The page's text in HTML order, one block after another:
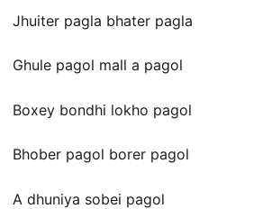
Jhuiter pagla bhater pagla
Ghule pagol mall a pagol
Boxey bondhi lokho pagol
Bhober pagol borer pagol
A dhuniya sobei pagol